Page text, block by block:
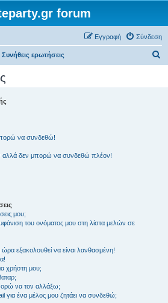
forum
Σύνδεση
Εγγραφή
Συνήθεις ερωτήσεις
να συνδεθώ!
αλλά δεν μπορώ να συνδεθώ πλέον!
μου;
του ονόματος μου στη λίστα μελών σε
εξακολουθεί να είναι λανθασμένη!
χρήστη μου;
να τον αλλάξω;
ένα μέλος μου ζητάει να συνδεθώ;